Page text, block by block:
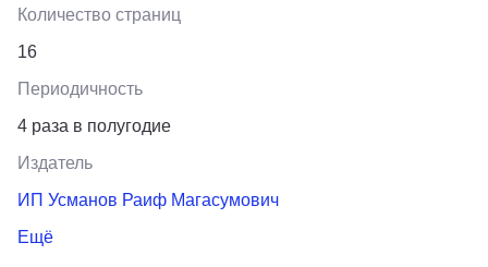
Количество страниц
16
Периодичность
4 раза в полугодие
Издатель
ИП Усманов Раиф Магасумович
Ещё